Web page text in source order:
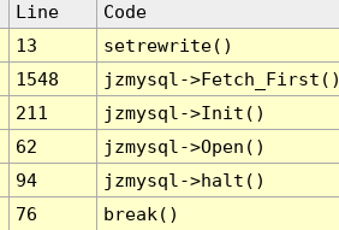
Line
Code
13
setrewrite()
1548
jzmysql-
211
jzmysql->Init()
62
jzmysql->Open()
94
jzmysql->halt()
76 break()